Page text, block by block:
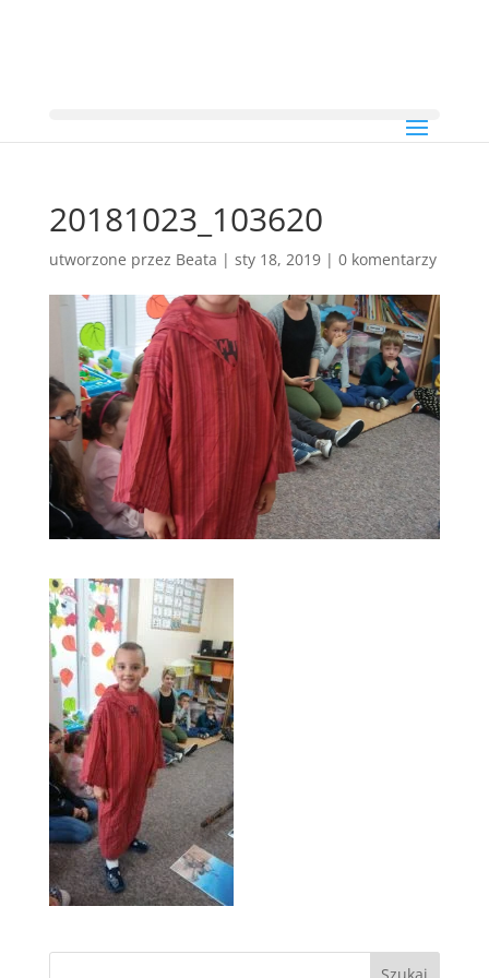
20181023_103620
utworzone przez Beata | sty 18, 2019| 0 komentarzy